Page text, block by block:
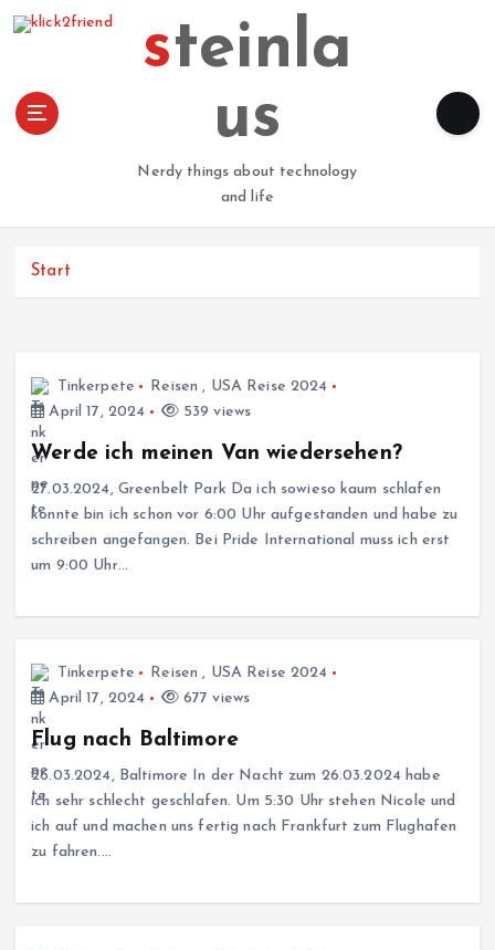
steinla
us
Nerdy things about technology
and life
Start
Tinkerpete Reisen , USA Reise 2024
April 17, 2024
539 views
Werde ich meinen Van wiedersehen?
27.03.2024, Greenbelt Park Da ich sowieso kaum schlafen
konnte bin ich schon vor 6:00 Uhr aufgestanden und habe zu
schreiben angefangen. Bei Pride International muss ich erst
um 9:00 Uhr…
Tinkerpete Reisen , USA Reise 2024
April 17, 2024
677 views
Flug nach Baltimore
26.03.2024, Baltimore In der Nacht zum 26.03.2024 habe
ich sehr schlecht geschlafen. Um 5:30 Uhr stehen Nicole und
ich auf und machen uns fertig nach Frankfurt zum Flughafen
zu fahren.…